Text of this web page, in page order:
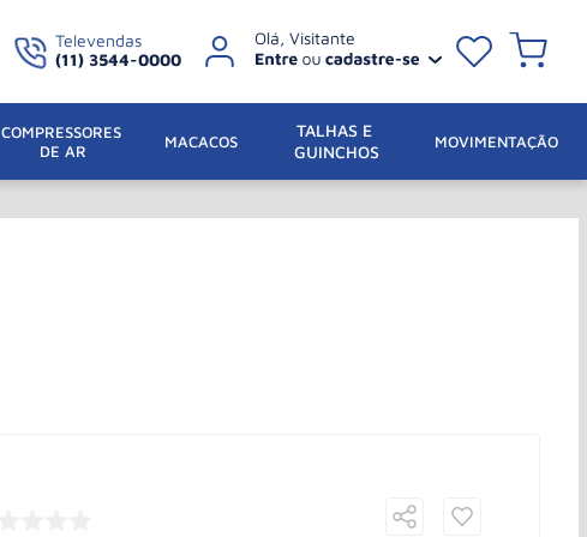
Televendas
(11) 3544-0000
COMPRESSORES
DE AR
MACACOS
TALHAS E
GUINCHOS
MOVIMENTAÇÃO